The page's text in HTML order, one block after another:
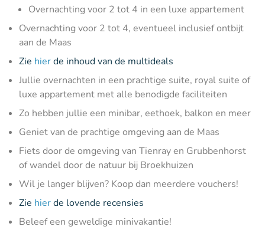
Overnachting voor 2 tot 4 in een luxe appartement
Overnachting voor 2 tot 4, eventueel inclusief ontbijt
aan de Maas
Zie hierde inhoud van de multideals
Jullie overnachten in een prachtige suite, royal suite of
luxe appartement met alle benodigde faciliteiten
Zo hebben jullie een minibar, eethoek, balkon en meer
Geniet van de prachtige omgeving aan de Maas
Fiets door de omgeving van Tienray en Grubbenhorst
of wandel door de natuur bij Broekhuizen
Wil je langer blijven? Koop dan meerdere vouchers!
Zie hierde lovende recensies
Beleef een geweldige minivakantie!